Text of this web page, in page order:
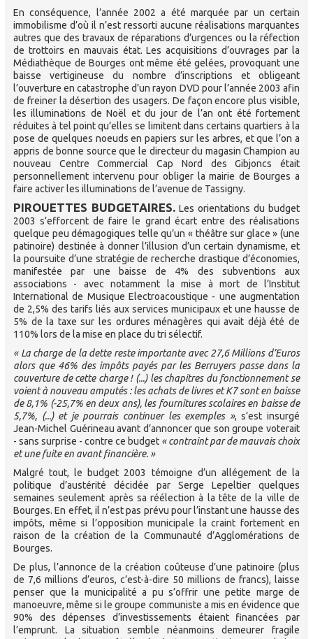
En conséquence, l’année 2002 a été marquée par un certain
immobilisme d’où il n’est ressorti aucune réalisations marquantes
autres que des travaux de réparations d’urgences ou la réfection
de trottoirs en mauvais état. Les acquisitions d’ouvrages par la
Médiathèque de Bourges ont même été gelées, provoquant une
baisse vertigineuse du nombre d’inscriptions et obligeant
l’ouverture en catastrophe d’un rayon DVD pour l’année 2003 afin
de freiner la désertion des usagers. De façon encore plus visible,
les illuminations de Noël et du jour de l’an ont été fortement
réduites à tel point qu’elles se limitent dans certains quartiers à la
pose de quelques noeuds en papiers sur les arbres, et que l’on a
appris de bonne source que le directeur du magasin Champion au
nouveau Centre Commercial Cap Nord des Gibjoncs était
personnellement intervenu pour obliger la mairie de Bourges a
faire activer les illuminations de l’avenue de Tassigny.
PIROUETTES BUDGETAIRES. Les orientations du budget
2003 s’efforcent de faire le grand écart entre des réalisations
quelque peu démagogiques telle qu’un « théâtre sur glace » (une
patinoire) destinée à donner l’illusion d’un certain dynamisme, et
la poursuite d’une stratégie de recherche drastique d’économies,
manifestée par une baisse de 4% des subventions aux
associations - avec notamment la mise à mort de l’Institut
International de Musique Electroacoustique - une augmentation
de 2,5% des tarifs liés aux services municipaux et une hausse de
5% de la taxe sur les ordures ménagères qui avait déjà été de
110% lors de la mise en place du tri sélectif.
« La charge de la dette reste importante avec 27,6 Millions d’Euros
alors que 46% des impôts payés par les Berruyers passe dans la
couverture de cette charge ! (...) les chapitres du fonctionnement se
voient à nouveau amputés : les achats de livres et K7 sont en baisse
de 8,1% (-25,7% en deux ans), les fournitures scolaires en baisse de
5,7%, (...) et je pourrais continuer les exemples », s’est insurgé
Jean-Michel Guérineau avant d’annoncer que son groupe voterait
- sans surprise - contre ce budget « contraint par de mauvais choix
et une fuite en avant financière. »
Malgré tout, le budget 2003 témoigne d’un allégement de la
politique d’austérité décidée par Serge Lepeltier quelques
semaines seulement après sa réélection à la tête de la ville de
Bourges. En effet, il n’est pas prévu pour l’instant une hausse des
impôts, même si l’opposition municipale la craint fortement en
raison de la création de la Communauté d’Agglomérations de
Bourges.
De plus, l’annonce de la création coûteuse d’une patinoire (plus
de 7,6 millions d’euros, c’est-à-dire 50 millions de francs), laisse
penser que la municipalité a pu s’offrir une petite marge de
manoeuvre, même si le groupe communiste a mis en évidence que
90% des dépenses d’investissements étaient financées par
l’emprunt. La situation semble néanmoins demeurer fragile